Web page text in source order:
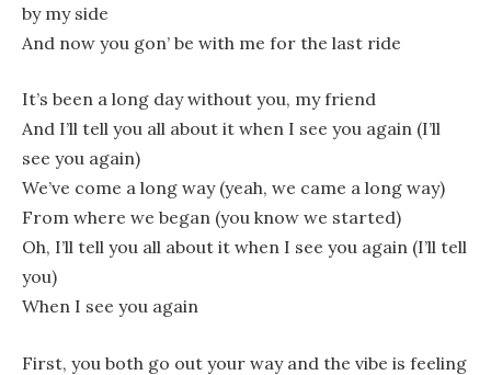
by my side
And now you gon’ be with me for the last ride
It’s been a long day without you, my friend
And I’ll tell you all about it when I see you again (I’ll
see you again)
We’ve come a long way (yeah, we came a long way)
From where we began (you know we started)
Oh, I’ll tell you all about it when I see you again (I’ll tell
you)
When I see you again
First, you both go out your way and the vibe is feeling